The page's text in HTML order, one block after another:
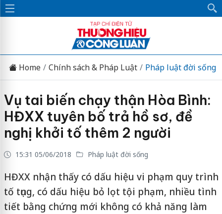
Home Chính sách & Pháp Luật Pháp luật đời sống
Vụ tai biến chạy thận Hòa Bình:
HĐXX tuyên bố trả hồ sơ, đề
nghị khởi tố thêm 2 người
15:31 05/06/2018 Pháp luật đời sống
HĐXX nhận thấy có dấu hiệu vi phạm quy trình
tố tụng, có dấu hiệu bỏ lọt tội phạm, nhiều tình
tiết bằng chứng mới không có khả năng làm